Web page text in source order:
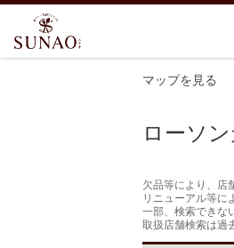
マップを見る
ローソ
欠品等により、店
リニューアル等に
一部、検索できな
取扱店舗検索は過